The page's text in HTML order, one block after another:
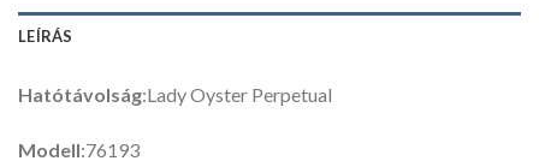
LEÍRÁS
Hatótávolság:Lady Oyster Perpetual
Modell:76193